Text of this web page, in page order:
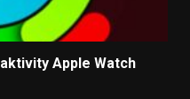
Apple Watch